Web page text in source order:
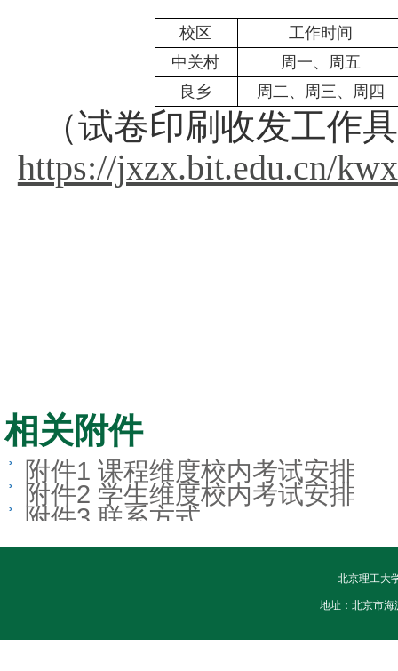
校区
工作时间
中关村
周一、周五
良乡
周二、周三、周四
（试卷印刷收发工作
https://jxzx.bit.edu.cn/
相关附件
附件1 课程维度校内考试安排
附件2 学生维度校内考试安排
附件3 联系方式
北京理工大
地址：北京市